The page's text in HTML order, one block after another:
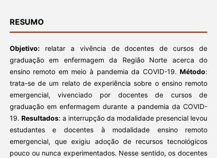
RESUMO
Objetivo:relatar a vivência de docentes de cursos de
graduação em enfermagem da Região Norte acerca do
ensino remoto em meio à pandemia da COVID-19.Método:
trata-se de um relato de experiência sobre o ensino remoto
emergencial, vivenciado por docentes de cursos de
graduação em enfermagem durante a pandemia da COVID-
19. Resultados: a interrupção da modalidade presencial levou
estudantes e docentes à modalidade ensino remoto
emergencial, que exigiu adoção de recursos tecnológicos
pouco ou nunca experimentados. Nesse sentido, os docentes